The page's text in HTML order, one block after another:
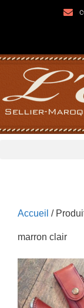
Accueil /
marron clair